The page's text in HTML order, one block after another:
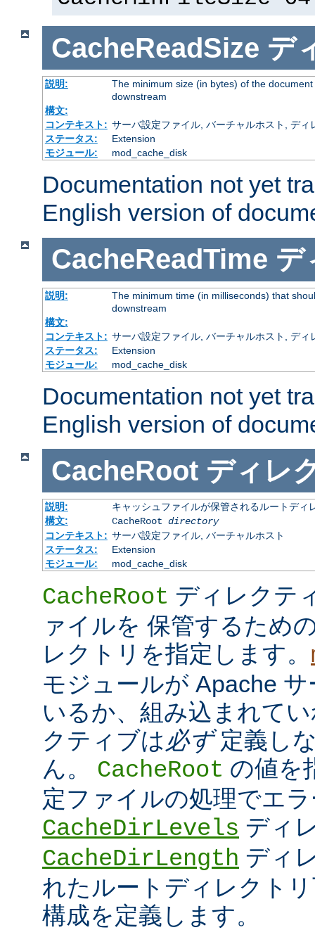
CacheReadSize デ
説明:
The minimum size (in bytes) of the
downstream
構文:
コンテキスト: サーバ設定ファイル, バーチャルホスト, ディ
ステータス:
Extension
モジュール:
mod_cache_disk
Documentation not yet
English version of
CacheReadTime デ
説明:
The minimum time (in milliseconds) that
downstream
構文:
コンテキスト: サーバ設定ファイル, バーチャルホスト, ディ
ステータス:
Extension
モジュール:
mod_cache_disk
Documentation not yet
English version of
CacheRoot ディレ
説明:
キャッシュファイルが保管されるルートディ
構文:
CacheRoot directory
コンテキスト: サーバ設定ファイル, バーチャルホスト
ステータス:
Extension
モジュール:
mod_cache_disk
CacheRoot ディレクテ
ァイルを 保管するため
レクトリを指定します。
モジュールが Apache
いるか、組み込まれて
クティブは 必ず定義し
ん。 CacheRoot の値を
定ファイルの処理でエ
CacheDirLevels ディ
CacheDirLength ディ
れたルートディレクト
構成を定義します。